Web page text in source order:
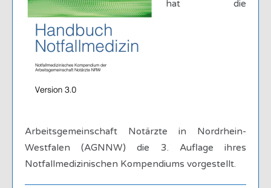
hat die
Arbeitsgemeinschaft Notärzte in Nordrhein-
Westfalen (AGNNW) die 3. Auflage ihres
Notfallmedizinischen Kompendiums vorgestellt.